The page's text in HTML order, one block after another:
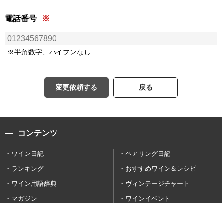
電話番号
※半角数字、ハイフンなし
変更依頼する 戻る
コンテンツ
ワイン日記
ペアリング日記
ランキング
おすすめワイン＆レシピ
ワイン用語辞典
ヴィンテージチャート
マガジン
ワインイベント